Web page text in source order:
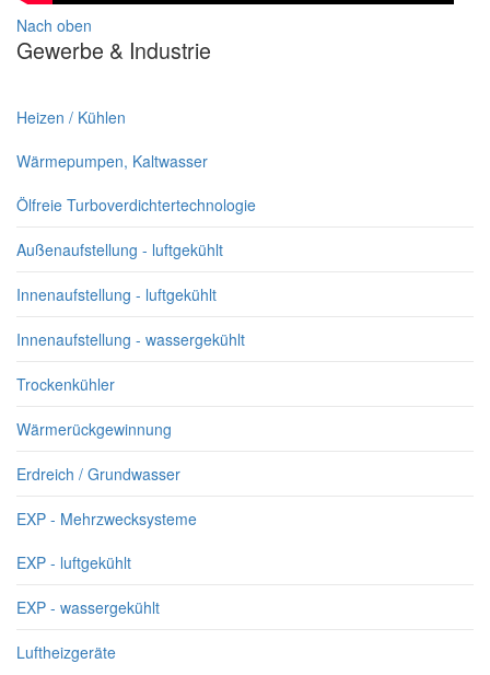
Nach oben
Gewerbe & Industrie
Heizen / Kühlen
Wärmepumpen, Kaltwasser
Ölfreie Turboverdichtertechnologie
Außenaufstellung - luftgekühlt
Innenaufstellung - luftgekühlt
Innenaufstellung - wassergekühlt
Trockenkühler
Wärmerückgewinnung
Erdreich / Grundwasser
EXP - Mehrzwecksysteme
EXP - luftgekühlt
EXP - wassergekühlt
Luftheizgeräte